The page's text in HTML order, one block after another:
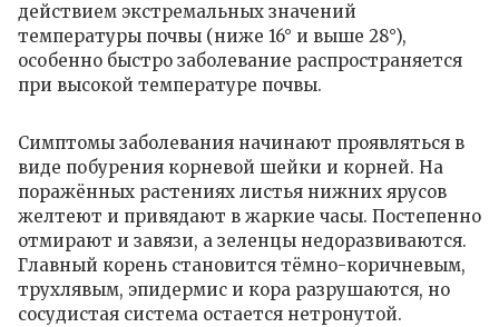
действием экстремальных значений
температуры почвы (ниже 16° и выше 28°),
особенно быстро заболевание распространяется
при высокой температуре почвы.
Симптомы заболевания начинают проявляться в
виде побурения корневой шейки и корней. На
поражённых растениях листья нижних ярусов
желтеют и привядают в жаркие часы. Постепенно
отмирают и завязи, а зеленцы недоразвиваются.
Главный корень становится тёмно-коричневым,
трухлявым, эпидермис и кора разрушаются, но
сосудистая система остается нетронутой.